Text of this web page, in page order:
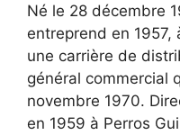
Né le 28 décembre
entreprend en 1957,
une carrière de
général commercial
novembre 1970.
en 1959 à Perros